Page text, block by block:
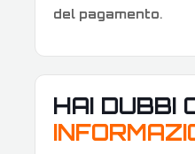
del pagamento.
HAI DUBBI